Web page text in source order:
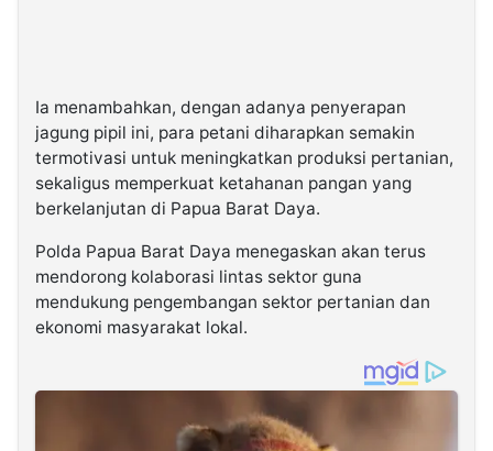
Ia menambahkan, dengan adanya penyerapan
jagung pipil ini, para petani diharapkan semakin
termotivasi untuk meningkatkan produksi pertanian,
sekaligus memperkuat ketahanan pangan yang
berkelanjutan di Papua Barat Daya.
Polda Papua Barat Daya menegaskan akan terus
mendorong kolaborasi lintas sektor guna
mendukung pengembangan sektor pertanian dan
ekonomi masyarakat lokal.